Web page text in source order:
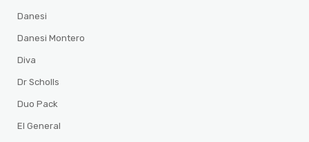
Danesi
Danesi Montero
Diva
Dr Scholls
Duo Pack
El General